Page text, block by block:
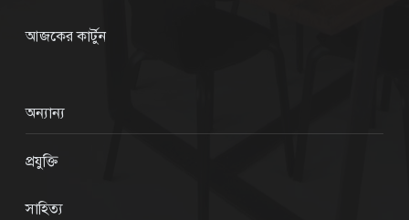
আজকের কার্টুন
অন্যান্য
প্রযুক্তি
সাহিত্য